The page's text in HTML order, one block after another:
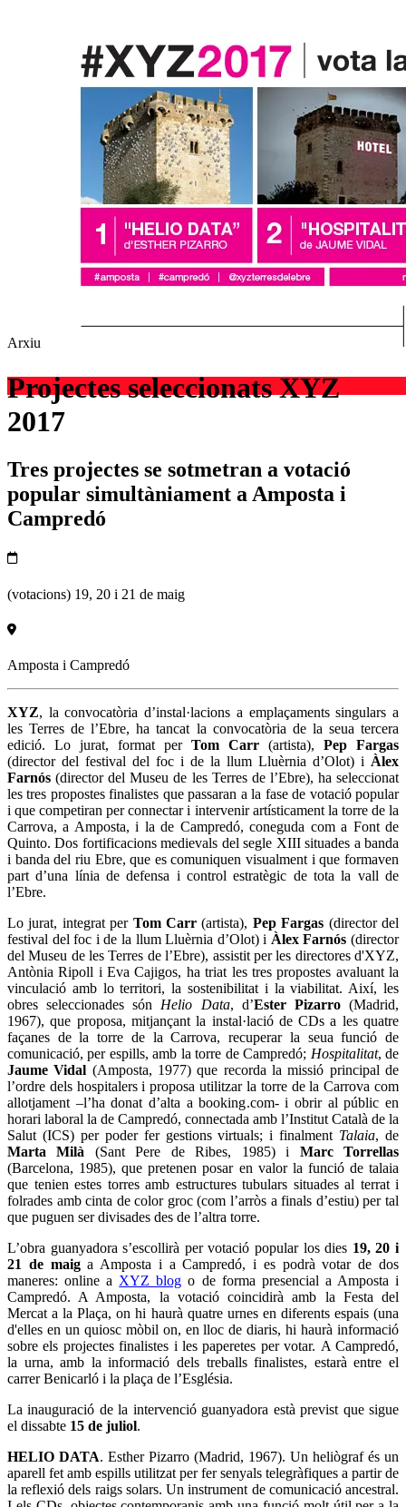
Arxiu
Projectes seleccionats XYZ
2017
Tres projectes se sotmetran a votació
popular simultàniament a Amposta i
Campredó
(votacions) 19, 20 i 21 de maig
Amposta i Campredó
XYZ, la convocatòria d’instal·lacions a emplaçaments singulars a
les Terres de l’Ebre, ha tancat la convocatòria de la seua tercera
edició. Lo jurat, format per Tom Carr (artista), Pep Fargas
(director del festival del foc i de la llum Lluèrnia d’Olot) i Àlex
Farnós (director del Museu de les Terres de l’Ebre), ha seleccionat
les tres propostes finalistes que passaran a la fase de votació popular
i que competiran per connectar i intervenir artísticament la torre de la
Carrova, a Amposta, i la de Campredó, coneguda com a Font de
Quinto. Dos fortificacions medievals del segle XIII situades a banda
i banda del riu Ebre, que es comuniquen visualment i que formaven
part d’una línia de defensa i control estratègic de tota la vall de
l’Ebre.
Lo jurat, integrat per Tom Carr (artista), Pep Fargas (director del
festival del foc i de la llum Lluèrnia d’Olot) i Àlex Farnós (director
del Museu de les Terres de l’Ebre), assistit per les directores d'XYZ,
Antònia Ripoll i Eva Cajigos, ha triat les tres propostes avaluant la
vinculació amb lo territori, la sostenibilitat i la viabilitat. Així, les
obres seleccionades són Helio Data, d’Ester Pizarro(Madrid,
1967), que proposa, mitjançant la instal·lació de CDs a les quatre
façanes de la torre de la Carrova, recuperar la seua funció de
comunicació, per espills, amb la torre de Campredó; Hospitalitat, de
Jaume Vidal (Amposta, 1977) que recorda la missió principal de
l’ordre dels hospitalers i proposa utilitzar la torre de la Carrova com
allotjament –l’ha donat d’alta a booking.com- i obrir al públic en
horari laboral la de Campredó, connectada amb l’Institut Català de la
Salut (ICS) per poder fer gestions virtuals; i finalment Talaia, de
Marta Milà (Sant Pere de Ribes, 1985) i Marc Torrellas
(Barcelona, 1985), que pretenen posar en valor la funció de talaia
que tenien estes torres amb estructures tubulars situades al terrat i
folrades amb cinta de color groc (com l’arròs a finals d’estiu) per tal
que puguen ser divisades des de l’altra torre.
L’obra guanyadora s’escollirà per votació popular los dies 19, 20 i
21 de maiga Amposta i a Campredó, i es podrà votar de dos
maneres: online a XYZ blog o de forma presencial a Amposta i
Campredó. A Amposta, la votació coincidirà amb la Festa del
Mercat a la Plaça, on hi haurà quatre urnes en diferents espais (una
d'elles en un quiosc mòbil on, en lloc de diaris, hi haurà informació
sobre els projectes finalistes i les paperetes per votar. A Campredó,
la urna, amb la informació dels treballs finalistes, estarà entre el
carrer Benicarló i la plaça de l’Església.
La inauguració de la intervenció guanyadora està previst que sigue
el dissabte 15 de juliol.
HELIO DATA. Esther Pizarro (Madrid, 1967). Un heliògraf és un
aparell fet amb espills utilitzat per fer senyals telegràfiques a partir de
la reflexió dels raigs solars. Un instrument de comunicació ancestral.